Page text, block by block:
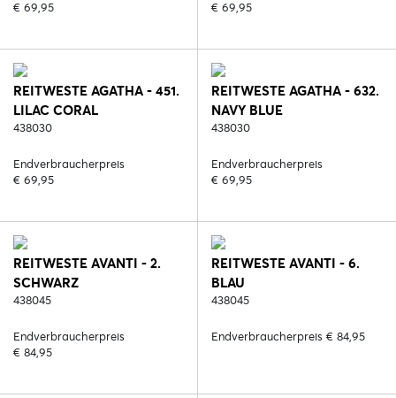
€ 69,95
€ 69,95
REITWESTE AGATHA - 451.
LILAC CORAL
438030
Endverbraucherpreis
€ 69,95
REITWESTE AGATHA - 632.
NAVY BLUE
438030
Endverbraucherpreis
€ 69,95
REITWESTE AVANTI - 2.
SCHWARZ
438045
Endverbraucherpreis
€ 84,95
REITWESTE AVANTI - 6.
BLAU
438045
Endverbraucherpreis € 84,95